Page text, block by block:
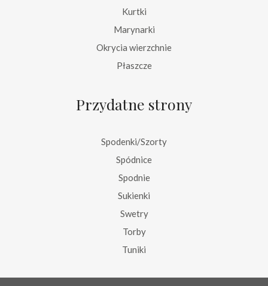
Kurtki
Marynarki
Okrycia wierzchnie
Płaszcze
Przydatne strony
Spodenki/Szorty
Spódnice
Spodnie
Sukienki
Swetry
Torby
Tuniki